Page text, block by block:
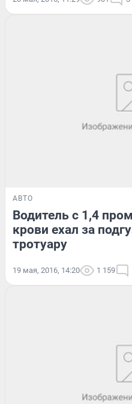
АВТО
Водитель с 1,4
крови ехал за
тротуару
19 мая, 2016, 14:20 1 159